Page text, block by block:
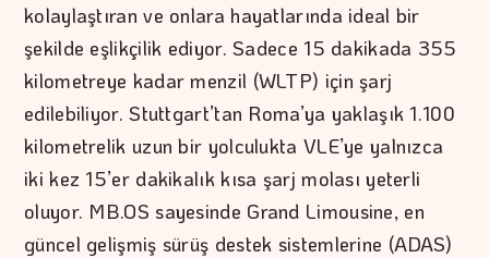
kolaylaştıran ve onlara hayatlarında ideal bir
şekilde eşlikçilik ediyor. Sadece 15 dakikada 355
kilometreye kadar menzil (WLTP) için şarj
edilebiliyor. Stuttgart’tan Roma’ya yaklaşık 1.100
kilometrelik uzun bir yolculukta VLE’ye yalnızca
iki kez 15’er dakikalık kısa şarj molası yeterli
oluyor. MB.OS sayesinde Grand Limousine, en
güncel gelişmiş sürüş destek sistemlerine (ADAS)